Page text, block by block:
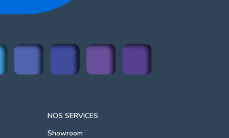
NOS SERVICES
Showroom